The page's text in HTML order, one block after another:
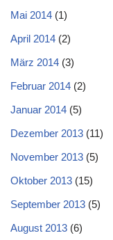
Mai 2014 (1)
April 2014 (2)
März 2014 (3)
Februar 2014 (2)
Januar 2014 (5)
Dezember 2013 (11)
November 2013 (5)
Oktober 2013 (15)
September 2013 (5)
August 2013 (6)